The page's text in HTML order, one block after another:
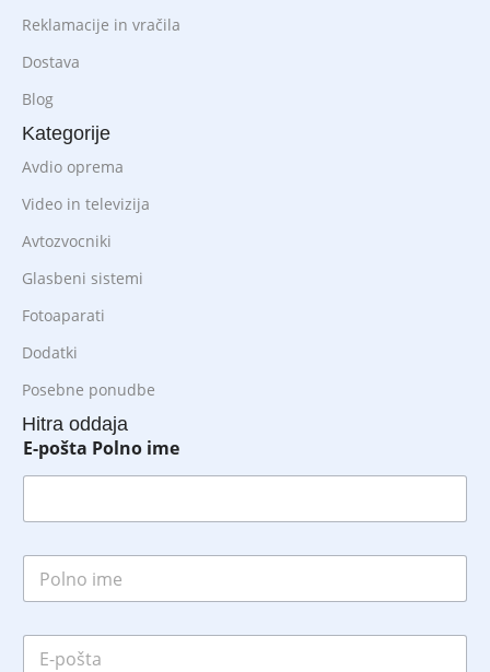
Reklamacije in vračila
Dostava
Blog
Kategorije
Avdio oprema
Video in televizija
Avtozvocniki
Glasbeni sistemi
Fotoaparati
Dodatki
Posebne ponudbe
Hitra oddaja
E-pošta Polno ime
P
l
E